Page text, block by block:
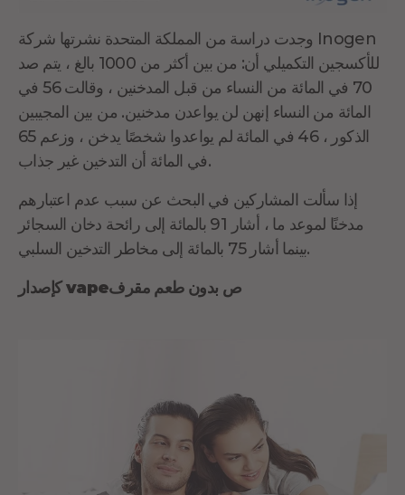
وجدت دراسة من المملكة المتحدة نشرتها شركة Inogen
للأكسجين التكميلي أن: من بين أكثر من 1000 بالغ ، يتم صد
70 في المائة من النساء من قبل المدخنين ، وقالت 56 في
المائة من النساء إنهن لن يواعدن مدخنين. من بين المجيبين
الذكور ، 46 في المائة لم يواعدوا شخصًا يدخن ، وزعم 65
في المائة أن التدخين غير جذاب.
إذا سألت المشاركين في البحث عن سبب عدم اعتبارهم
مدخنًا لموعد ما ، أشار 91 بالمائة إلى رائحة دخان السجائر
بينما أشار 75 بالمائة إلى مخاطر التدخين السلبي.
كإصدار vape ص بدون طعم مقرف